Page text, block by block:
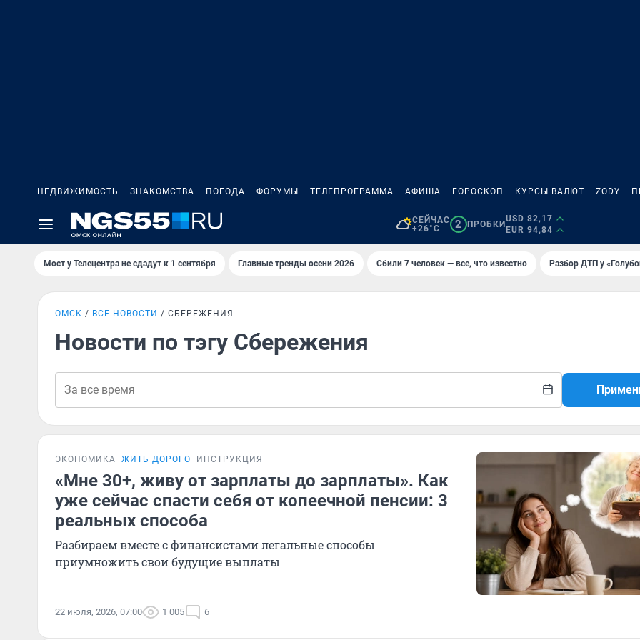
НЕДВИЖИМОСТЬ ЗНАКОМСТВА ПОГОДА ФОРУМЫ ТЕЛЕПРОГРАММА АФИША ГОРОСКОП КУРСЫ ВАЛЮТ ZODY
СЕЙЧАС
+26°C
2 ПРОБКИ
USD 82,17
EUR 94,84
Мост у Телецентра не сдадут к 1 сентября Главные тренды осени 2026 Сбили 7 человек — все, что известно Разбор ДТП у
ОМСК ВСЕ НОВОСТИ СБЕРЕЖЕНИЯ
Новости по тэгу Сбережения
ЭКОНОМИКА ЖИТЬ ДОРОГО ИНСТРУКЦИЯ
«Мне 30+, живу от зарплаты до зарплаты». Как
уже сейчас спасти себя от копеечной пенсии: 3
реальных способа
Разбираем вместе с финансистами легальные способы
приумножить свои будущие выплаты
22 июля, 2026, 07:00 1 005 6